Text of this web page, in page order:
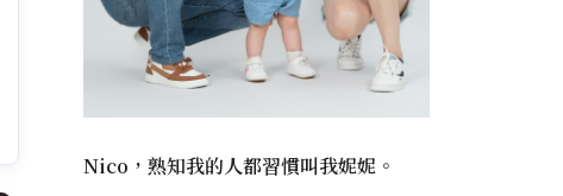
Nico，熟知我的人都習慣叫我妮妮。